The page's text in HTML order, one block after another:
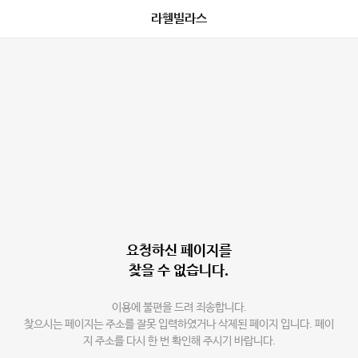
라헬빌라스
요청하신 페이지를
찾을 수 없습니다.
이용에 불편을 드려 죄송합니다.
찾으시는 페이지는 주소를 잘못 입력하였거나 삭제된 페이지 입니다. 페이
지 주소를 다시 한 번 확인해 주시기 바랍니다.